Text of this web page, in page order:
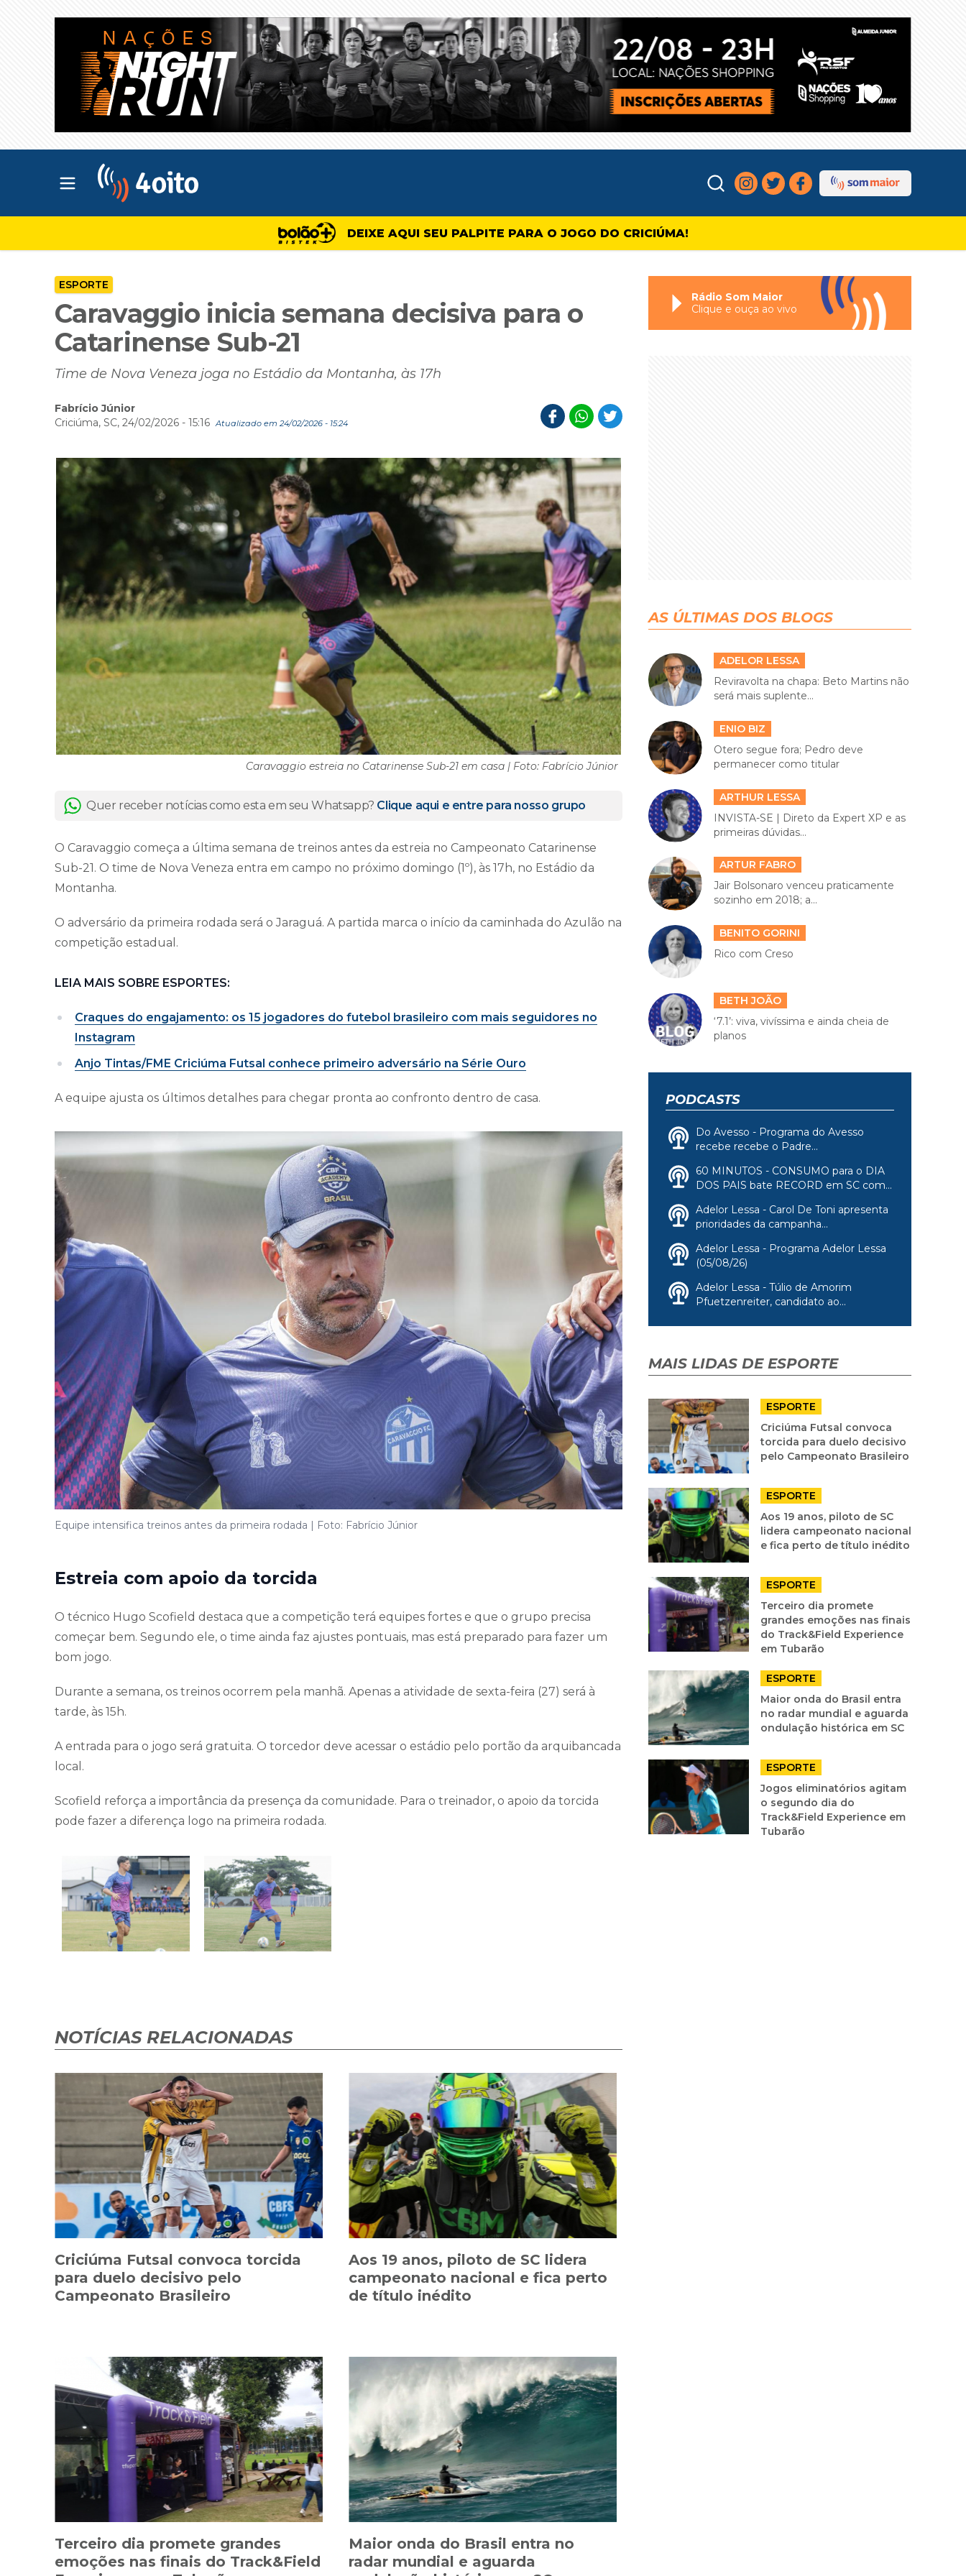
Abrir menu principal
DEIXE AQUI SEU PALPITE PARA O JOGO DO CRICIÚMA!
ESPORTE
Caravaggio inicia semana decisiva para o
Catarinense Sub-21
Time de Nova Veneza joga no Estádio da Montanha, às 17h
Fabrício Júnior
Criciúma, SC, 24/02/2026 - 15:16 Atualizado em 24/02/2026 - 15:24
Caravaggio estreia no Catarinense Sub-21 em casa | Foto: Fabrício Júnior
Quer receber notícias como esta em seu Whatsapp? Clique aqui e entre para nosso grupo
O Caravaggio começa a última semana de treinos antes da estreia no Campeonato Catarinense
Sub-21. O time de Nova Veneza entra em campo no próximo domingo (1º), às 17h, no Estádio da
Montanha.
O adversário da primeira rodada será o Jaraguá. A partida marca o início da caminhada do Azulão na
competição estadual.
LEIA MAIS SOBRE ESPORTES:
Craques do engajamento: os 15 jogadores do futebol brasileiro com mais seguidores no
Instagram
Anjo Tintas/FME Criciúma Futsal conhece primeiro adversário na Série Ouro
A equipe ajusta os últimos detalhes para chegar pronta ao confronto dentro de casa.
Equipe intensifica treinos antes da primeira rodada | Foto: Fabrício Júnior
Estreia com apoio da torcida
O técnico Hugo Scofield destaca que a competição terá equipes fortes e que o grupo precisa
começar bem. Segundo ele, o time ainda faz ajustes pontuais, mas está preparado para fazer um
bom jogo.
Durante a semana, os treinos ocorrem pela manhã. Apenas a atividade de sexta-feira (27) será à
tarde, às 15h.
A entrada para o jogo será gratuita. O torcedor deve acessar o estádio pelo portão da arquibancada
local.
Scofield reforça a importância da presença da comunidade. Para o treinador, o apoio da torcida
pode fazer a diferença logo na primeira rodada.
NOTÍCIAS RELACIONADAS
Criciúma Futsal convoca torcida
para duelo decisivo pelo
Campeonato Brasileiro
Aos 19 anos, piloto de SC lidera
campeonato nacional e fica perto
de título inédito
Terceiro dia promete grandes
emoções nas finais do Track&Field
Maior onda do Brasil entra no
radar mundial e aguarda
Rádio Som Maior
Clique e ouça ao vivo
AS ÚLTIMAS DOS BLOGS
ADELOR LESSA
Reviravolta na chapa: Beto Martins não
será mais suplente...
ENIO BIZ
Otero segue fora; Pedro deve
permanecer como titular
ARTHUR LESSA
INVISTA-SE | Direto da Expert XP e as
primeiras dúvidas...
ARTUR FABRO
Jair Bolsonaro venceu praticamente
sozinho em 2018; a...
BENITO GORINI
Rico com Creso
BETH JOÃO
‘7.1’: viva, vivíssima e ainda cheia de
planos
PODCASTS
Do Avesso - Programa do Avesso
recebe recebe o Padre...
60 MINUTOS - CONSUMO para o DIA
DOS PAIS bate RECORD em SC com...
Adelor Lessa - Carol De Toni apresenta
prioridades da campanha...
Adelor Lessa - Programa Adelor Lessa
(05/08/26)
Adelor Lessa - Túlio de Amorim
Pfuetzenreiter, candidato ao...
MAIS LIDAS DE ESPORTE
ESPORTE
Criciúma Futsal convoca
torcida para duelo decisivo
pelo Campeonato Brasileiro
ESPORTE
Aos 19 anos, piloto de SC
lidera campeonato nacional
e fica perto de título inédito
ESPORTE
Terceiro dia promete
grandes emoções nas finais
do Track&Field Experience
em Tubarão
ESPORTE
Maior onda do Brasil entra
no radar mundial e aguarda
ondulação histórica em SC
ESPORTE
Jogos eliminatórios agitam
o segundo dia do
Track&Field Experience em
Tubarão